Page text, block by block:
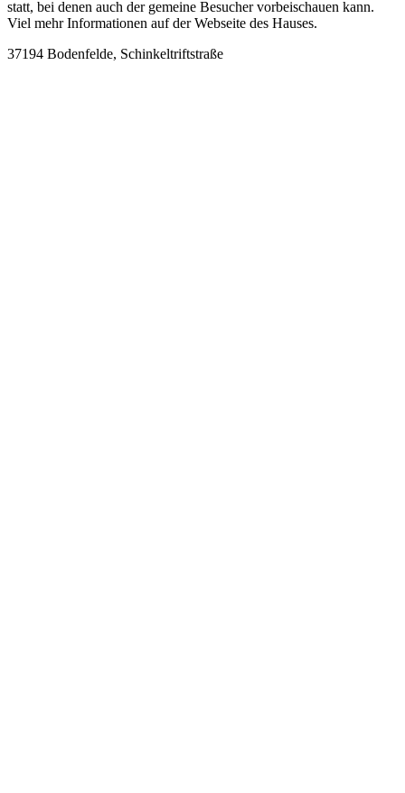
statt, bei denen auch der gemeine Besucher vorbeischauen kann.
Viel mehr Informationen auf der Webseite des Hauses.
37194 Bodenfelde, Schinkeltriftstraße